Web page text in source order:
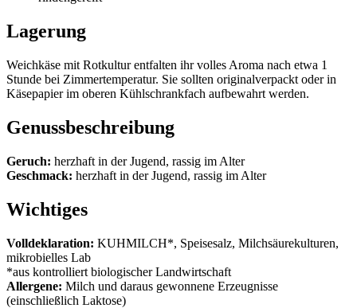
Lagerung
Weichkäse mit Rotkultur entfalten ihr volles Aroma nach etwa 1
Stunde bei Zimmertemperatur. Sie sollten originalverpackt oder in
Käsepapier im oberen Kühlschrankfach aufbewahrt werden.
Genussbeschreibung
Geruch: herzhaft in der Jugend, rassig im Alter
Geschmack: herzhaft in der Jugend, rassig im Alter
Wichtiges
Volldeklaration: KUHMILCH*, Speisesalz, Milchsäurekulturen,
mikrobielles Lab
*aus kontrolliert biologischer Landwirtschaft
Allergene: Milch und daraus gewonnene Erzeugnisse
(einschließlich Laktose)